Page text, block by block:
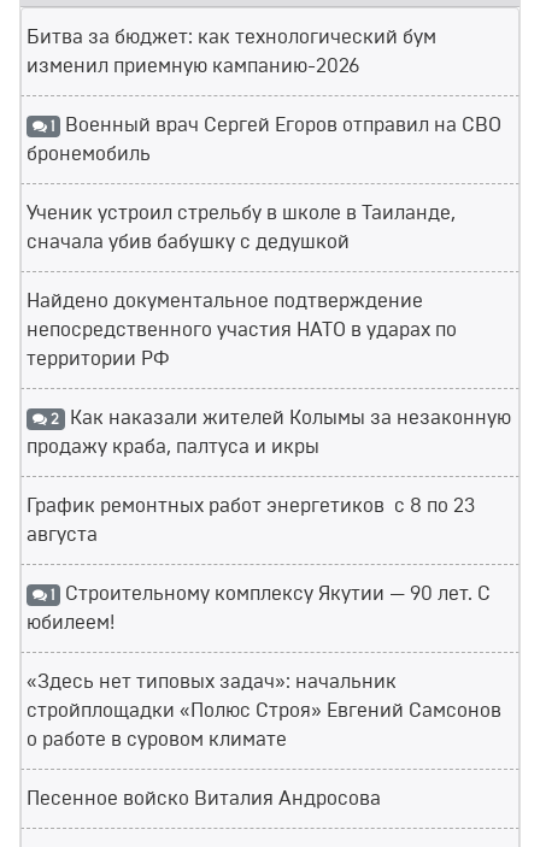
Битва за бюджет: как технологический бум
изменил приемную кампанию-2026
1 Военный врач Сергей Егоров отправил на СВО
бронемобиль
Ученик устроил стрельбу в школе в Таиланде,
сначала убив бабушку с дедушкой
Найдено документальное подтверждение
непосредственного участия НАТО в ударах по
территории РФ
2 Как наказали жителей Колымы за незаконную
продажу краба, палтуса и икры
График ремонтных работ энергетиков с 8 по 23
августа
1 Строительному комплексу Якутии — 90 лет. С
юбилеем!
«Здесь нет типовых задач»: начальник
стройплощадки «Полюс Строя» Евгений Самсонов
о работе в суровом климате
Песенное войско Виталия Андросова